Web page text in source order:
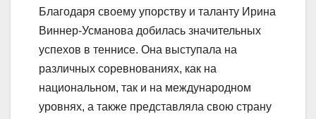
Благодаря своему упорству и таланту Ирина
Виннер-Усманова добилась значительных
успехов в теннисе. Она выступала на
различных соревнованиях, как на
национальном, так и на международном
уровнях, а также представляла свою страну